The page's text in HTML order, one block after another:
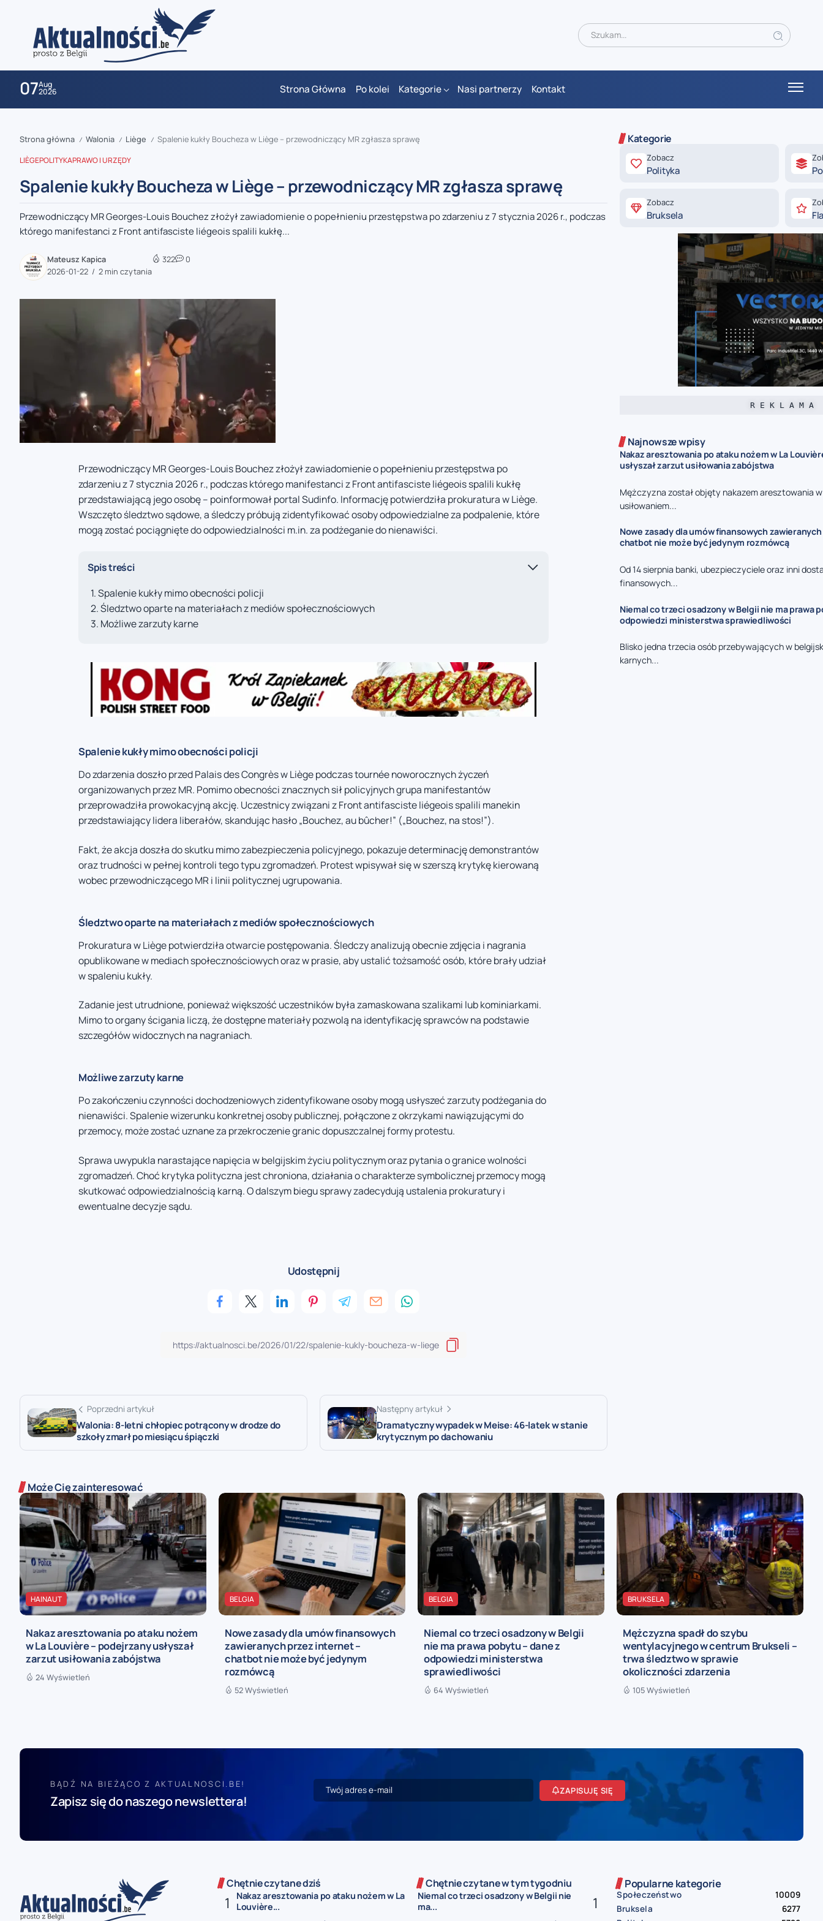
07Aug
2026 Strona Główna Po kolei Kategorie Nasi partnerzy Kontakt
zaobserwuj nas
zaobserwuj nas
Strona główna / Walonia / Liège / Spalenie kukły Boucheza w Liège – przewodniczący MR zgłasza sprawę
LIÈGEPOLITYKAPRAWO I URZĘDY
Spalenie kukły Boucheza w Liège – przewodniczący MR zgłasza sprawę
Przewodniczący MR Georges-Louis Bouchez złożył zawiadomienie o popełnieniu przestępstwa po zdarzeniu z 7 stycznia 2026 r., podczas
którego manifestanci z Front antifasciste liégeois spalili kukłę...
Mateusz Kapica
2026-01-22
2 min czytania
322 0
Przewodniczący MR Georges-Louis Bouchez złożył zawiadomienie o popełnieniu przestępstwa po
zdarzeniu z 7 stycznia 2026 r., podczas którego manifestanci z Front antifasciste liégeois spalili kukłę
przedstawiającą jego osobę – poinformował portal Sudinfo. Informację potwierdziła prokuratura w Liège.
Wszczęto śledztwo sądowe, a śledczy próbują zidentyfikować osoby odpowiedzialne za podpalenie, które
mogą zostać pociągnięte do odpowiedzialności m.in. za podżeganie do nienawiści.
Spis treści
Spalenie kukły mimo obecności policji
Śledztwo oparte na materiałach z mediów społecznościowych
Możliwe zarzuty karne
Spalenie kukły mimo obecności policji
Do zdarzenia doszło przed Palais des Congrès w Liège podczas tournée noworocznych życzeń
organizowanych przez MR. Pomimo obecności znacznych sił policyjnych grupa manifestantów
przeprowadziła prowokacyjną akcję. Uczestnicy związani z Front antifasciste liégeois spalili manekin
przedstawiający lidera liberałów, skandując hasło „Bouchez, au bûcher!” („Bouchez, na stos!”).
Fakt, że akcja doszła do skutku mimo zabezpieczenia policyjnego, pokazuje determinację demonstrantów
oraz trudności w pełnej kontroli tego typu zgromadzeń. Protest wpisywał się w szerszą krytykę kierowaną
wobec przewodniczącego MR i linii politycznej ugrupowania.
Śledztwo oparte na materiałach z mediów społecznościowych
Prokuratura w Liège potwierdziła otwarcie postępowania. Śledczy analizują obecnie zdjęcia i nagrania
opublikowane w mediach społecznościowych oraz w prasie, aby ustalić tożsamość osób, które brały udział
w spaleniu kukły.
Zadanie jest utrudnione, ponieważ większość uczestników była zamaskowana szalikami lub kominiarkami.
Mimo to organy ścigania liczą, że dostępne materiały pozwolą na identyfikację sprawców na podstawie
szczegółów widocznych na nagraniach.
Możliwe zarzuty karne
Po zakończeniu czynności dochodzeniowych zidentyfikowane osoby mogą usłyszeć zarzuty podżegania do
nienawiści. Spalenie wizerunku konkretnej osoby publicznej, połączone z okrzykami nawiązującymi do
przemocy, może zostać uznane za przekroczenie granic dopuszczalnej formy protestu.
Sprawa uwypukla narastające napięcia w belgijskim życiu politycznym oraz pytania o granice wolności
zgromadzeń. Choć krytyka polityczna jest chroniona, działania o charakterze symbolicznej przemocy mogą
skutkować odpowiedzialnością karną. O dalszym biegu sprawy zadecydują ustalenia prokuratury i
ewentualne decyzje sądu.
Udostępnij
Poprzedni artykuł
Walonia: 8-letni chłopiec potrącony w drodze do
szkoły zmarł po miesiącu śpiączki
Następny artykuł
Dramatyczny wypadek w Meise: 46-latek w stanie
krytycznym po dachowaniu
Kategorie
Zobacz
Polityka
Zobacz
Bruksela
R E K L A M A
Najnowsze wpisy
Nakaz aresztowania po ataku nożem w La
usłyszał zarzut usiłowania zabójstwa
Mężczyzna został objęty nakazem aresztowania
usiłowaniem...
Nowe zasady dla umów finansowych
chatbot nie może być jedynym rozmówcą
Od 14 sierpnia banki, ubezpieczyciele oraz inni
finansowych...
Niemal co trzeci osadzony w Belgii nie ma prawa
odpowiedzi ministerstwa sprawiedliwości
Blisko jedna trzecia osób przebywających w
karnych...
Może Cię zainteresować
HAINAUT
Nakaz aresztowania po ataku nożem
w La Louvière – podejrzany usłyszał
zarzut usiłowania zabójstwa
24 Wyświetleń
BELGIA
Nowe zasady dla umów finansowych
zawieranych przez internet –
chatbot nie może być jedynym
rozmówcą
52 Wyświetleń
BELGIA
Niemal co trzeci osadzony w Belgii
nie ma prawa pobytu – dane z
odpowiedzi ministerstwa
sprawiedliwości
64 Wyświetleń
BRUKSELA
Mężczyzna spadł do szybu
wentylacyjnego w centrum Brukseli –
trwa śledztwo w sprawie
okoliczności zdarzenia
105 Wyświetleń
BĄDŹ NA BIEŻĄCO Z AKTUALNOSCI.BE!
Zapisz się do naszego newslettera!
ZAPISUJĘ SIĘ
Chętnie czytane dziś
Nakaz aresztowania po ataku nożem w La
Louvière...
Chętnie czytane w tym tygodniu
Niemal co trzeci osadzony w Belgii nie
ma...
Popularne kategorie
Społeczeństwo
10009
Bruksela
6277